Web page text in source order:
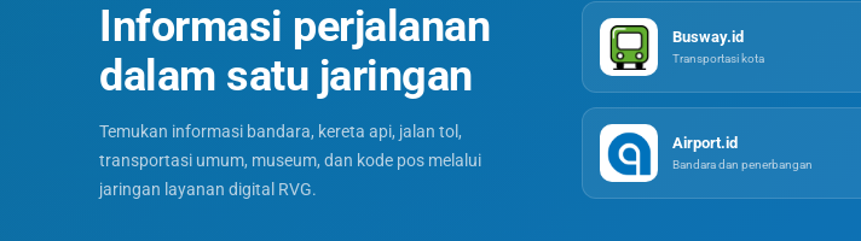
Informasi perjalanan
dalam satu jaringan
Temukan informasi bandara, kereta api, jalan tol,
transportasi umum, museum, dan kode pos melalui
jaringan layanan digital RVG.
Busway.id
Transportasi kota
Airport.id
Bandara dan penerbangan